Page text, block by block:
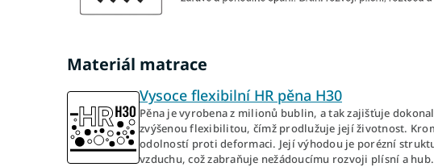
Materiál matrace
Vysoce flexibilní HR pěna H30
Pěna je vyrobena z milionů bublin, a tak zajišťuje
zvýšenou flexibilitou, čímž prodlužuje její životnost.
odolností proti deformaci. Její výhodou je porézní
vzduchu, což zabraňuje nežádoucímu rozvoji plísní a hub.